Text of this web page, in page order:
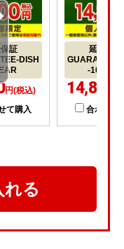
証
DISH
円(税込)
て購入
延長保証
-10YEAR
14,800
合わせて
れる